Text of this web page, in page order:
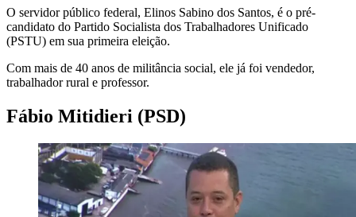
O servidor público federal, Elinos Sabino dos Santos, é o pré-
candidato do Partido Socialista dos Trabalhadores Unificado
(PSTU) em sua primeira eleição.
Com mais de 40 anos de militância social, ele já foi vendedor,
trabalhador rural e professor.
Fábio Mitidieri (PSD)